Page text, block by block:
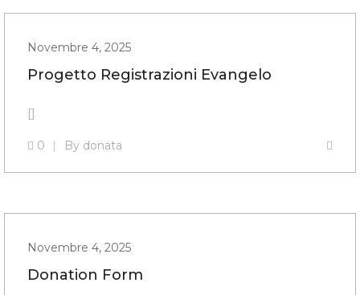
Novembre 4, 2025
Progetto Registrazioni Evangelo
[]
0 By donata
Novembre 4, 2025
Donation Form